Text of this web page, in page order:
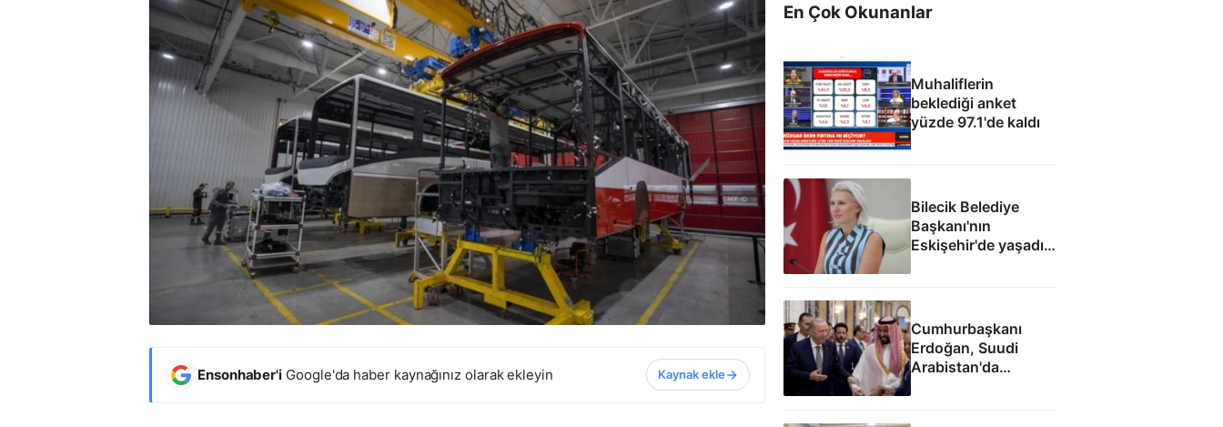
Ensonhaber'i Google'da haber kaynağınız olarak ekleyin Kaynak ekle
En Çok Okunanlar
Muhaliflerin
beklediği anket
yüzde 97.1'de kaldı
Bilecik Belediye
Başkanı'nın
Eskişehir'de yaşadığı
Cumhurbaşkanı
Erdoğan, Suudi
Arabistan'da